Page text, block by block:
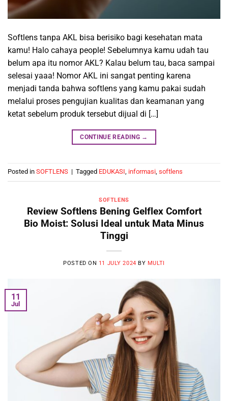
Softlens tanpa AKL bisa berisiko bagi kesehatan mata
kamu! Halo cahaya people! Sebelumnya kamu udah tau
belum apa itu nomor AKL? Kalau belum tau, baca sampai
selesai yaaa! Nomor AKL ini sangat penting karena
menjadi tanda bahwa softlens yang kamu pakai sudah
melalui proses pengujian kualitas dan keamanan yang
ketat sebelum produk tersebut dijual di […]
CONTINUE READING →
Posted in SOFTLENS | Tagged EDUKASI informasi softlens
SOFTLENS
Review Softlens Bening Gelflex Comfort
Bio Moist: Solusi Ideal untuk Mata Minus
Tinggi
POSTED ON 11 JULY 2024 BY MULTI
11
Jul